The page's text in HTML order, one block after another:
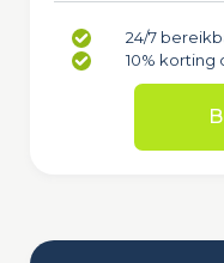
24/7
10% korting